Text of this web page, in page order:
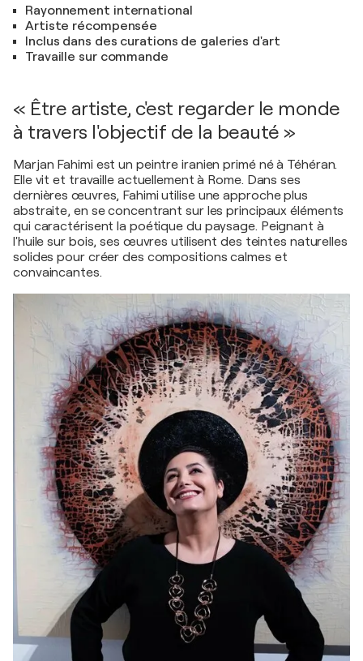
Rayonnement international
Artiste récompensée
Inclus dans des curations de galeries d'art
Travaille sur commande
« Être artiste, c'est regarder le monde
à travers l'objectif de la beauté »
Marjan Fahimi est un peintre iranien primé né à Téhéran.
Elle vit et travaille actuellement à Rome. Dans ses
dernières œuvres, Fahimi utilise une approche plus
abstraite, en se concentrant sur les principaux éléments
qui caractérisent la poétique du paysage. Peignant à
l'huile sur bois, ses œuvres utilisent des teintes naturelles
solides pour créer des compositions calmes et
convaincantes.